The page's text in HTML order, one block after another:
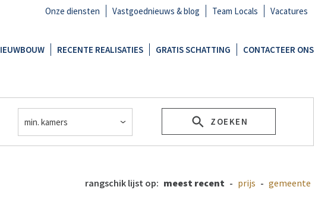
Onze diensten Vastgoednieuws & blog Team Locals Vacatures
RECENTE REALISATIES GRATIS SCHATTING CONTACTEER ONS
ZOEKEN
rangschik lijst op: meest recent - prijs - gemeente